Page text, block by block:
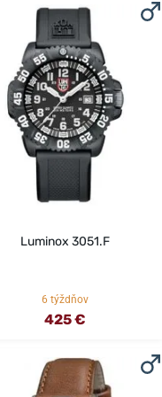
Luminox 3051.F
6 týždňov
425 €